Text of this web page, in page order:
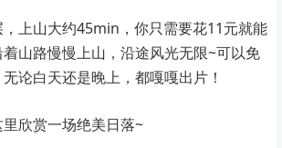
上山大约45min，你只需要花11元就能
山路慢慢上山，沿途风光无限~可以免
论白天还是晚上，都嘎嘎出片！
欣赏一场绝美日落~